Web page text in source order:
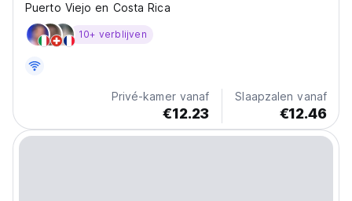
Puerto Viejo en Costa Rica
10+ verblijven
Privé-kamer vanaf
€12.23
Slaapzalen vanaf
€12.46